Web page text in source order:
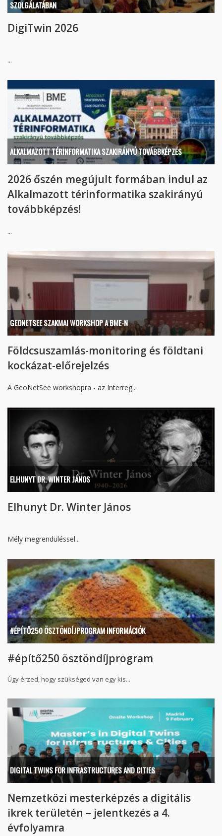
SZOLGÁLATÁBAN
DigiTwin 2026
...
ALKALMAZOTT TÉRINFORMATIKA SZAKIRÁNYÚ TOVÁBBKÉPZÉS
2026 őszén megújult formában indul az
Alkalmazott térinformatika szakirányú
továbbképzés!
...
GEONETSEE SZAKMAI WORKSHOP A BME-N
Földcsuszamlás-monitoring és földtani
kockázat-előrejelzés
A GeoNetSee workshopra - az Interreg...
ELHUNYT DR. WINTER JÁNOS
Elhunyt Dr. Winter János
Mély megrendüléssel...
#ÉPÍTŐ250 ÖSZTÖNDÍJPROGRAM INFORMÁCIÓK
#építő250 ösztöndíjprogram
Úgy érzed, hogy szükséged van egy kis...
DIGITAL TWINS FOR INFRASTRUCTURES AND CITIES
Nemzetközi mesterképzés a digitális
ikrek területén – jelentkezés a 4.
évfolyamra